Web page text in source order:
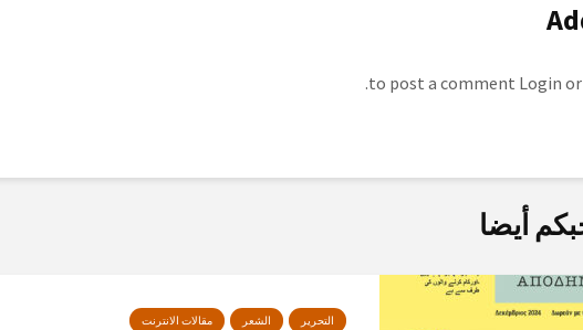
Login
أيضا
التحرير الشعر
مقالات الانترنت